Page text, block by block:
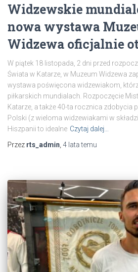
Widzewskie
nowa wystawa
Widzewa oficjalnie
W piątek 18 listopada, 2 dni przed
Świata w Katarze, w Muzeum Widzewa
wystawa poświęcona widzewiakom,
piłkarskich mundialach. Rozpoczęcie
Katarze, a także 40-ta rocznica zdobycia
Polski (z wieloma widzewiakami w
Hiszpanii to idealne Czytaj dalej…
Przez rts_admin 4 latatemu